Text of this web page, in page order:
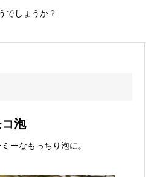
でしょうか？
泡
ーなもっちり泡に。